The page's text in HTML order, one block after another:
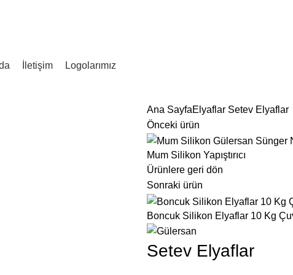
İletişim Logolarımız
Ana SayfaElyaflar Setev Elyaflar
Önceki ürün
Mum Silikon Yapıştırıcı
Ürünlere geri dön
Sonraki ürün
Boncuk Silikon Elyaflar 10 Kg
Setev Elyaflar